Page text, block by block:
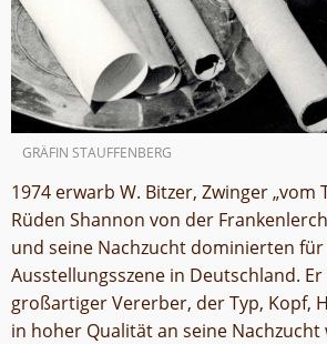
GRÄFIN STAUFFENBERG
1974 erwarb W. Bitzer, Zwinger „vom
Rüden Shannon von der
und seine Nachzucht dominierten für
Ausstellungsszene in Deutschland.
großartiger Vererber, der Typ, Kopf,
in hoher Qualität an seine Nachzucht